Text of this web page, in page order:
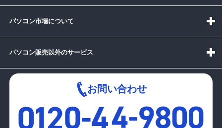
パソコン市場について
パソコン販売以外のサービス
お問い合わせ